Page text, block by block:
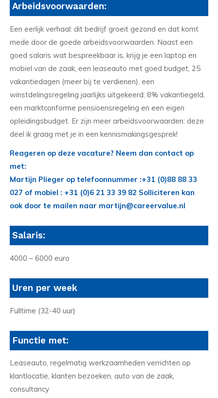
Arbeidsvoorwaarden:
Een eerlijk verhaal: dit bedrijf groeit gezond en dat komt
mede door de goede arbeidsvoorwaarden. Naast een
goed salaris wat bespreekbaar is, krijg je een laptop en
mobiel van de zaak, een leaseauto met goed budget, 25
vakantiedagen (meer bij te verdienen), een
winstdelingsregeling jaarlijks uitgekeerd, 8% vakantiegeld,
een marktconforme pensioensregeling en een eigen
opleidingsbudget. Er zijn meer arbeidsvoorwaarden: deze
deel ik graag met je in een kennismakingsgesprek!
Reageren op deze vacature? Neem dan contact op
met:
Martijn Plieger op telefoonnummer :+31 (0)88 88 33
027 of mobiel : +31 (0)6 21 33 39 82 Solliciteren kan
ook door te mailen naar martijn@careervalue.nl
Salaris:
4000 – 6000 euro
Uren per week
Fulltime (32-40 uur)
Functie met:
Leaseauto, regelmatig werkzaamheden verrichten op
klantlocatie, klanten bezoeken, auto van de zaak,
consultancy